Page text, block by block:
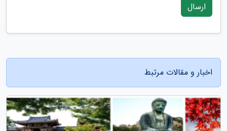
ارسال
اخبار و مقالات مرتبط